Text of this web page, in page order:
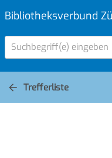
Bibliotheksverbund
Suchbegriff(e) eingeben
Trefferliste